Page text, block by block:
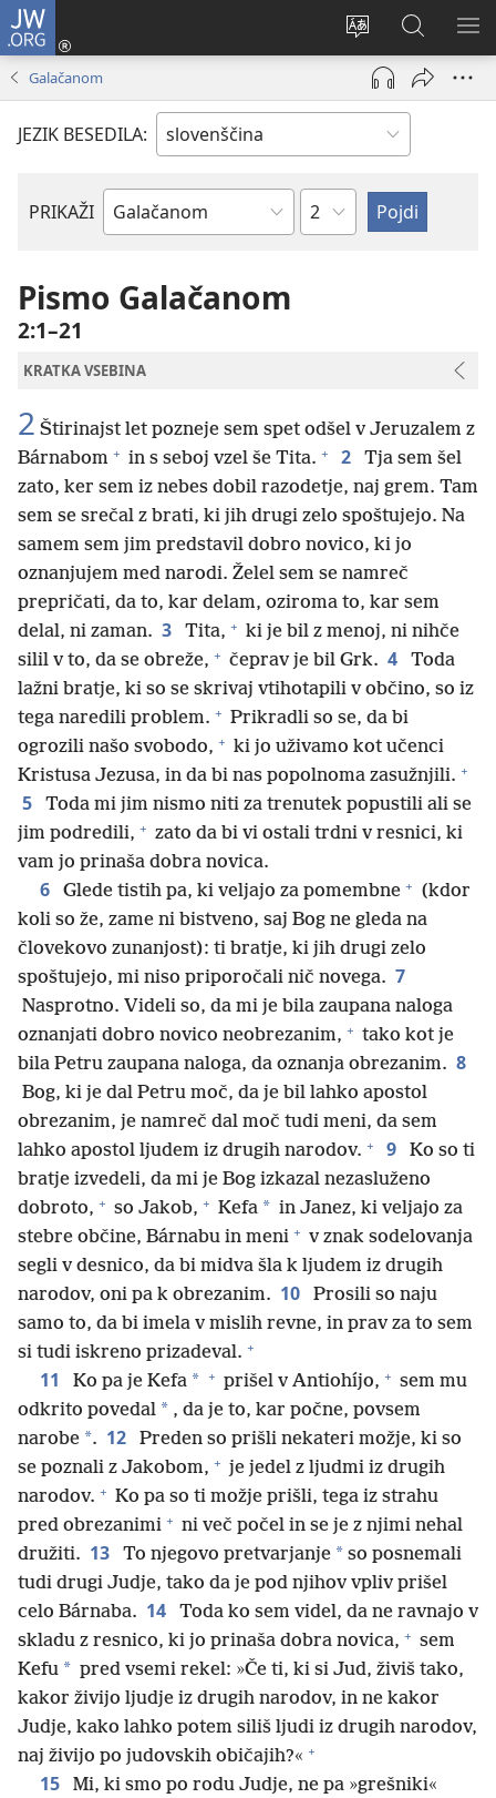
JW.ORG
Spremeni
jezik
spletnega
mesta
Prijava
(odpre
okno)
Iskanje
po
JW.ORG
Galačanom
JEZIK BESEDILA:
PRIKAŽI
Po
knjigi
Poglavje
Pismo Galačanom
2:1–21
KRATKA VSEBINA
2 Štirinajst let pozneje sem spet odšel v Jeruzalem z
Bárnabom + in s seboj vzel še Tita. + 2
Tja sem šel
zato, ker sem iz nebes dobil razodetje, naj grem. Tam
sem se srečal z brati, ki jih drugi zelo spoštujejo. Na
samem sem jim predstavil dobro novico, ki jo
oznanjujem med narodi. Želel sem se namreč
prepričati, da to, kar delam, oziroma to, kar sem
delal, ni zaman. 3 Tita, + ki je bil z menoj, ni nihče
silil v to, da se obreže, + čeprav je bil Grk. 4
Toda
lažni bratje, ki so se skrivaj vtihotapili v občino, so iz
tega naredili problem. + Prikradli so se, da bi
ogrozili našo svobodo, + ki jo uživamo kot učenci
Kristusa Jezusa, in da bi nas popolnoma zasužnjili. +
5
Toda mi jim nismo niti za trenutek popustili ali se
jim podredili, + zato da bi vi ostali trdni v resnici, ki
vam jo prinaša dobra novica.
6 Glede tistih pa, ki veljajo za pomembne + (kdor
koli so že, zame ni bistveno, saj Bog ne gleda na
človekovo zunanjost): ti bratje, ki jih drugi zelo
spoštujejo, mi niso priporočali nič novega. 7
Nasprotno. Videli so, da mi je bila zaupana naloga
oznanjati dobro novico neobrezanim, + tako kot je
bila Petru zaupana naloga, da oznanja obrezanim. 8
Bog, ki je dal Petru moč, da je bil lahko apostol
obrezanim, je namreč dal moč tudi meni, da sem
lahko apostol ljudem iz drugih narodov. + 9
Ko so ti
bratje izvedeli, da mi je Bog izkazal nezasluženo
dobroto, + so Jakob, + Kefa * in Janez, ki veljajo za
stebre občine, Bárnabu in meni + v znak sodelovanja
segli v desnico, da bi midva šla k ljudem iz drugih
narodov, oni pa k obrezanim. 10
Prosili so naju
samo to, da bi imela v mislih revne, in prav za to sem
si tudi iskreno prizadeval. +
11 Ko pa je Kefa * + prišel v Antiohíjo, + sem mu
odkrito povedal * , da je to, kar počne, povsem
narobe *. 12
Preden so prišli nekateri možje, ki so
se poznali z Jakobom, + je jedel z ljudmi iz drugih
narodov. + Ko pa so ti možje prišli, tega iz strahu
pred obrezanimi + ni več počel in se je z njimi nehal
družiti. 13 To njegovo pretvarjanje * so posnemali
tudi drugi Judje, tako da je pod njihov vpliv prišel
celo Bárnaba. 14
Toda ko sem videl, da ne ravnajo v
skladu z resnico, ki jo prinaša dobra novica, + sem
Kefu * pred vsemi rekel: »Če ti, ki si Jud, živiš tako,
kakor živijo ljudje iz drugih narodov, in ne kakor
Judje, kako lahko potem siliš ljudi iz drugih narodov,
naj živijo po judovskih običajih?« +
15
Mi, ki smo po rodu Judje, ne pa »grešniki«